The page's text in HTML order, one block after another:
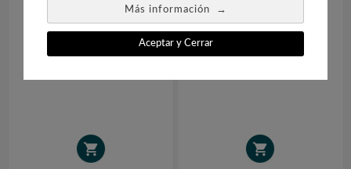
Más información →
Aceptar y Cerrar
 